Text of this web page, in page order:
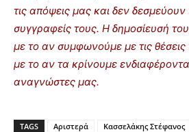
τις απόψεις μας και δεν
συγγραφείς τους. Η δημοσίευσή
με το αν συμφωνούμε με τις
με το αν τα κρίνουμε
αναγνώστες μας.
TAGS Αριστερά Κασσελάκης Στέφανος